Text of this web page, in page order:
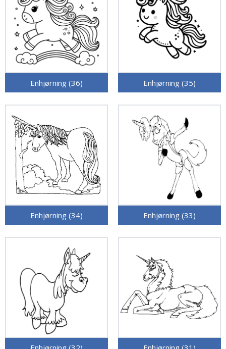
Enhjørning (36) Enhjørning (35)
Enhjørning (34) Enhjørning (33)